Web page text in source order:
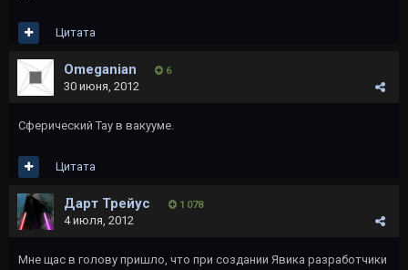
Цитата
Omeganian 6
30 июня, 2012
Сферический Тау в вакууме.
Цитата
Дарт Трейус 1 078
4 июля, 2012
Мне щас в голову пришло, что при создании Явика разработчики